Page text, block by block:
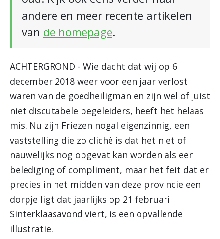
andere en meer recente artikelen
van de homepage.
ACHTERGROND - Wie dacht dat wij op 6
december 2018 weer voor een jaar verlost
waren van de goedheiligman en zijn wel of juist
niet discutabele begeleiders, heeft het helaas
mis. Nu zijn Friezen nogal eigenzinnig, een
vaststelling die zo cliché is dat het niet of
nauwelijks nog opgevat kan worden als een
belediging of compliment, maar het feit dat er
precies in het midden van deze provincie een
dorpje ligt dat jaarlijks op 21 februari
Sinterklaasavond viert, is een opvallende
illustratie.